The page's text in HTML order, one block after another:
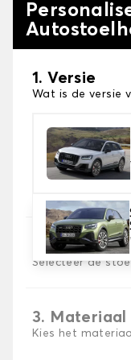
1. Versie
Wat is de versie
2. Set
Selecteer de
3. Materiaal
Kies het